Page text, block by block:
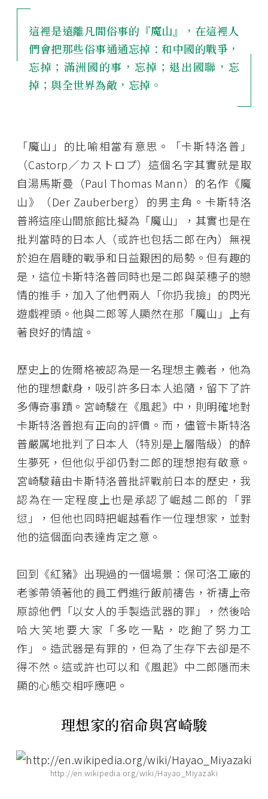
這裡是遠離凡間俗事的『魔山』，在這裡人
們會把那些俗事通通忘掉：和中國的戰爭，
忘掉；滿洲國的事，忘掉；退出國聯，忘
掉；與全世界為敵，忘掉。
「魔山」的比喻相當有意思。「卡斯特洛普」
（Castorp／カストロプ）這個名字其實就是取
自湯馬斯曼（Paul Thomas Mann）的名作《魔
山》（Der Zauberberg）的男主角。卡斯特洛
普將這座山間旅館比擬為「魔山」，其實也是在
批判當時的日本人（或許也包括二郎在內）無視
於迫在眉睫的戰爭和日益艱困的局勢。但有趣的
是，這位卡斯特洛普同時也是二郎與菜穗子的戀
情的推手，加入了他們兩人「你扔我撿」的閃光
遊戲裡頭。他與二郎等人顯然在那「魔山」上有
著良好的情誼。
歷史上的佐爾格被認為是一名理想主義者，他為
他的理想獻身，吸引許多日本人追隨，留下了許
多傳奇事蹟。宮崎駿在《風起》中，則明確地對
卡斯特洛普抱有正向的評價。而，儘管卡斯特洛
普嚴厲地批判了日本人（特別是上層階級）的醉
生夢死，但他似乎卻仍對二郎的理想抱有敬意。
宮崎駿藉由卡斯特洛普批評戰前日本的歷史，我
認為在一定程度上也是承認了崛越二郎的「罪
愆」，但他也同時把崛越看作一位理想家，並對
他的這個面向表達肯定之意。
回到《紅豬》出現過的一個場景：保可洛工廠的
老爹帶領著他的員工們進行飯前禱告，祈禱上帝
原諒他們「以女人的手製造武器的罪」，然後哈
哈大笑地要大家「多吃一點，吃飽了努力工
作」。造武器是有罪的，但為了生存下去卻是不
得不然。這或許也可以和《風起》中二郎隱而未
顯的心態交相呼應吧。
理想家的宿命與宮崎駿
http://en.wikipedia.org/wiki/Hayao_Miyazaki